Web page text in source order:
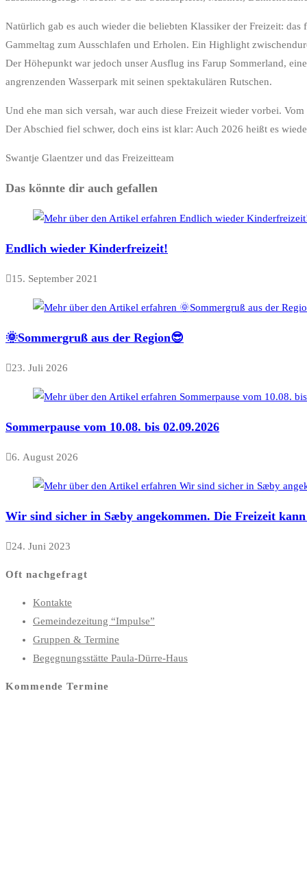
Natürlich gab es auch wieder die beliebten Klassiker der Freizeit:
Gammeltag zum Ausschlafen und Erholen. Ein Highlight
Der Höhepunkt war jedoch unser Ausflug ins Farup Sommerland,
angrenzenden Wasserpark mit seinen spektakulären Rutschen.
Und ehe man sich versah, war auch diese Freizeit wieder vorbei.
Der Abschied fiel schwer, doch eins ist klar: Auch 2026 heißt es
Swantje Glaentzer und das Freizeitteam
Das könnte dir auch gefallen
Endlich wieder Kinderfreizeit!
15. September 2021
🌞Sommergruß aus der Region😎
23. Juli 2026
Sommerpause vom 10.08. bis 02.09.2026
6. August 2026
Wir sind sicher in Sæby angekommen. Die Freizeit kann
24. Juni 2023
Oft nachgefragt
Kontakte
Gemeindezeitung “Impulse”
Gruppen & Termine
Begegnungsstätte Paula-Dürre-Haus
Kommende Termine